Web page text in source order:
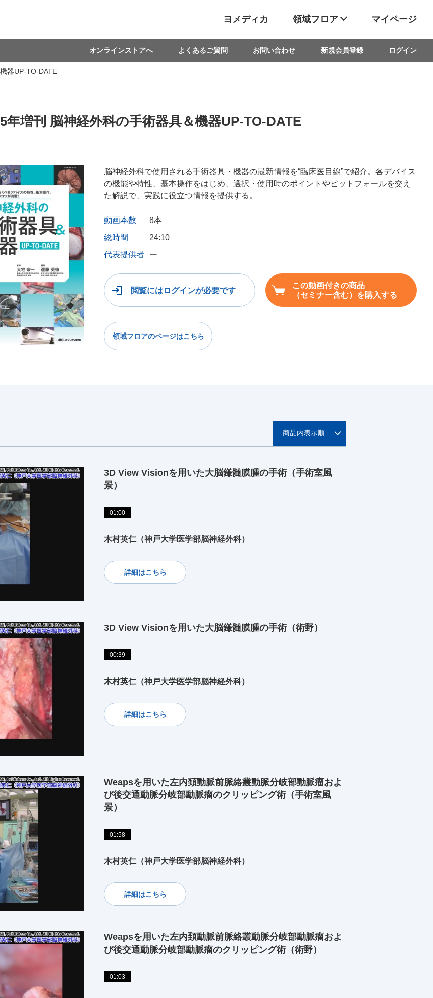
ヨメディカ 領域フロア マイページ
オンラインストアへ よくあるご質問 お問い合わせ 新規会員登録 ログイン
器UP-TO-DATE
年増刊 脳神経外科の手術器具＆機器UP-TO-DATE
脳神経外科で使用される手術器具・機器の最新情報を“臨床医目線”で紹介。各デバイス
の機能や特性、基本操作をはじめ、選択・使用時のポイントやピットフォールを交え
た解説で、実践に役立つ情報を提供する。
動画本数
8本
総時間
24:10
代表提供者
ー
閲覧にはログインが必要です
この動画付きの商品
（セミナー含む）を購入する
領域フロアのページはこちら
3D View Visionを用いた大脳鎌髄膜腫の手術（手術室風
景）
01:00
木村英仁（神戸大学医学部脳神経外科）
詳細はこちら
3D View Visionを用いた大脳鎌髄膜腫の手術（術野）
00:39
木村英仁（神戸大学医学部脳神経外科）
詳細はこちら
Weapsを用いた左内頚動脈前脈絡叢動脈分岐部動脈瘤およ
び後交通動脈分岐部動脈瘤のクリッピング術（手術室風
景）
01:58
木村英仁（神戸大学医学部脳神経外科）
詳細はこちら
Weapsを用いた左内頚動脈前脈絡叢動脈分岐部動脈瘤およ
び後交通動脈分岐部動脈瘤のクリッピング術（術野）
01:03